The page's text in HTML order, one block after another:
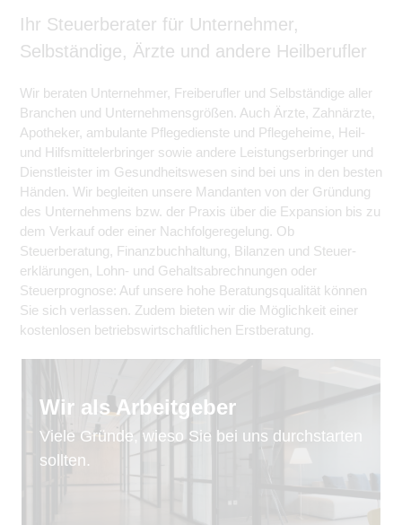
Ihr Steuerberater für Unternehmer,
Selbständige, Ärzte und andere Heilberufler
Wir beraten Unternehmer, Freiberufler und Selbständige aller
Branchen und Unternehmensgrößen. Auch Ärzte, Zahnärzte,
Apotheker, ambulante Pflegedienste und Pflegeheime, Heil-
und Hilfsmittelerbringer sowie andere Leistungserbringer und
Dienstleister im Gesundheitswesen sind bei uns in den besten
Händen. Wir begleiten unsere Mandanten von der Gründung
des Unternehmens bzw. der Praxis über die Expansion bis zu
dem Verkauf oder einer Nachfolgeregelung. Ob
Steuerberatung, Finanzbuchhaltung, Bilanzen und Steuer­
erklärungen, Lohn- und Gehaltsabrechnungen oder
Steuerprognose: Auf unsere hohe Beratungsqualität können
Sie sich verlassen. Zudem bieten wir die Möglichkeit einer
kostenlosen betriebswirtschaftlichen Erstberatung.
Wir als Arbeitgeber
Viele Gründe, wieso Sie bei uns durchstarten
sollten.